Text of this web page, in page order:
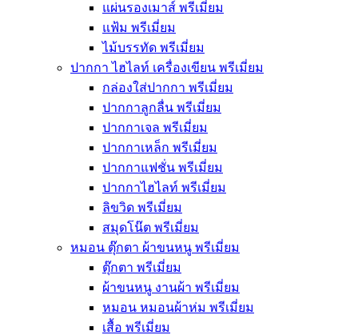
แผ่นรองเมาส์ พรีเมี่ยม
แฟ้ม พรีเมี่ยม
ไม้บรรทัด พรีเมี่ยม
ปากกา ไฮไลท์ เครื่องเขียน พรีเมี่ยม
กล่องใส่ปากกา พรีเมี่ยม
ปากกาลูกลื่น พรีเมี่ยม
ปากกาเจล พรีเมี่ยม
ปากกาเหล็ก พรีเมี่ยม
ปากกาแฟชั่น พรีเมี่ยม
ปากกาไฮไลท์ พรีเมี่ยม
ลิขวิด พรีเมี่ยม
สมุดโน๊ต พรีเมี่ยม
หมอน ตุ๊กตา ผ้าขนหนู พรีเมี่ยม
ตุ๊กตา พรีเมี่ยม
ผ้าขนหนู งานผ้า พรีเมี่ยม
หมอน หมอนผ้าห่ม พรีเมี่ยม
เสื้อ พรีเมี่ยม